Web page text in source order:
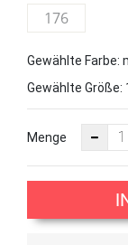
176
Gewählte Farbe:
Gewählte Größe:
Menge